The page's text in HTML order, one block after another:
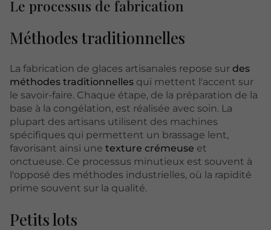
Le processus de fabrication
Méthodes traditionnelles
La fabrication de glaces artisanales repose sur des
méthodes traditionnelles qui mettent l'accent sur
le savoir-faire. Chaque étape, de la préparation de la
base à la congélation, est réalisée avec soin. La
plupart des artisans utilisent des machines
spécifiques qui permettent un brassage lent,
favorisant ainsi une texture crémeuse et
onctueuse. Ce processus minutieux est souvent à
l'opposé des méthodes industrielles, où la rapidité
prime souvent sur la qualité.
Petits lots